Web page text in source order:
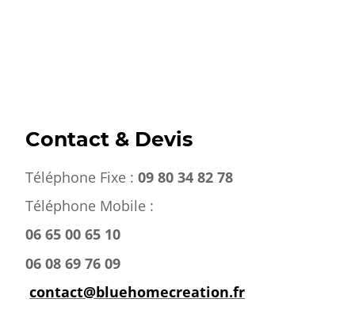
Contact & Devis
Téléphone Fixe : 09 80 34 82 78
Téléphone Mobile :
06 65 00 65 10
06 08 69 76 09
contact@bluehomecreation.fr